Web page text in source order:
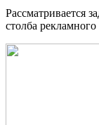
Рассматривается
столба